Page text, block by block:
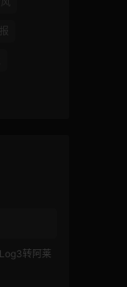
转阿莱